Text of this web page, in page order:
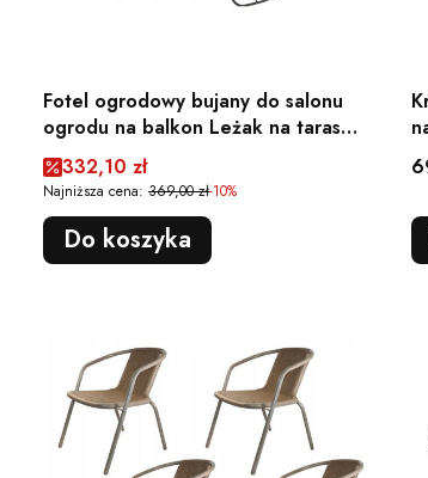
Fotel ogrodowy bujany do salonu
ogrodu na balkon Leżak na taras
Kołyska
Cena promocyjna
332,10 zł
Najniższa cena: 369,00 zł-10%
Do koszyka